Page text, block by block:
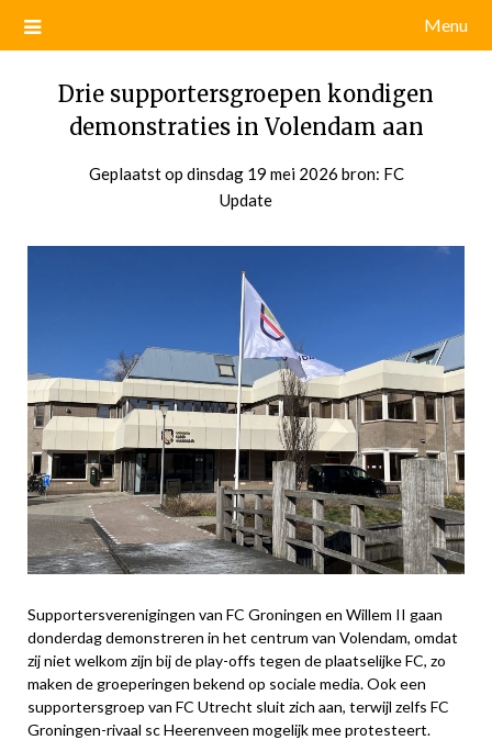
Menu
Drie supportersgroepen kondigen
demonstraties in Volendam aan
Geplaatst op dinsdag 19 mei 2026 door
bron: FC
Update
Supportersverenigingen van FC Groningen en Willem II gaan
donderdag demonstreren in het centrum van Volendam, omdat
zij niet welkom zijn bij de play-offs tegen de plaatselijke FC, zo
maken de groeperingen bekend op sociale media. Ook een
supportersgroep van FC Utrecht sluit zich aan, terwijl zelfs FC
Groningen-rivaal sc Heerenveen mogelijk mee protesteert.